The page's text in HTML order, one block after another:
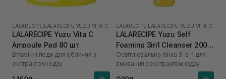
LALARECIPE LALARECIPE YUZU VITA C
LALARECIPE Yuzu Vita C
Ampoule Pad 80 шт
Вітамінні педи для обличчя з
екстрактом юдзу
LALARECIPE LALARECIPE YUZU VITA C
LALARECIPE Yuzu Self
Foaming 3in1 Cleanser 200
мл
Освітлювальна пінка 3-в-1 для
вмивання з екстрактом юдзу